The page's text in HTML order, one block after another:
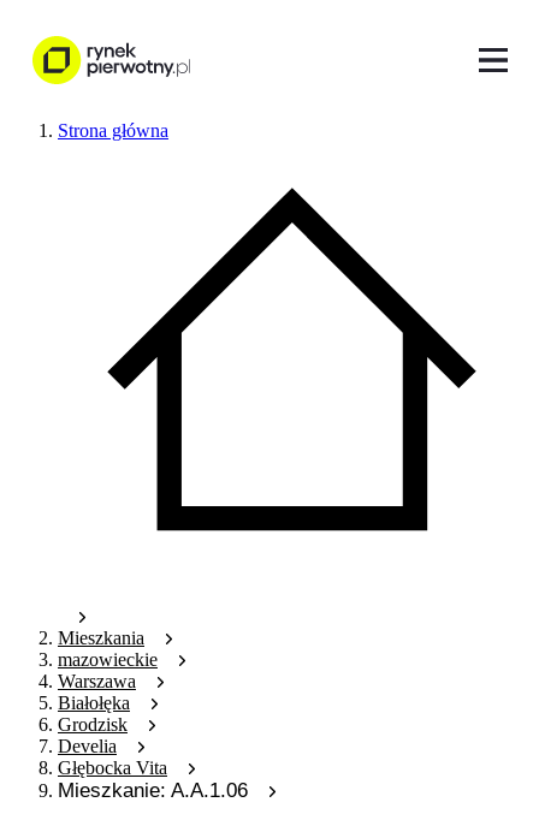
Strona główna
Mieszkania
mazowieckie
Warszawa
Białołęka
Grodzisk
Develia
Głębocka Vita
Mieszkanie: A.A.1.06